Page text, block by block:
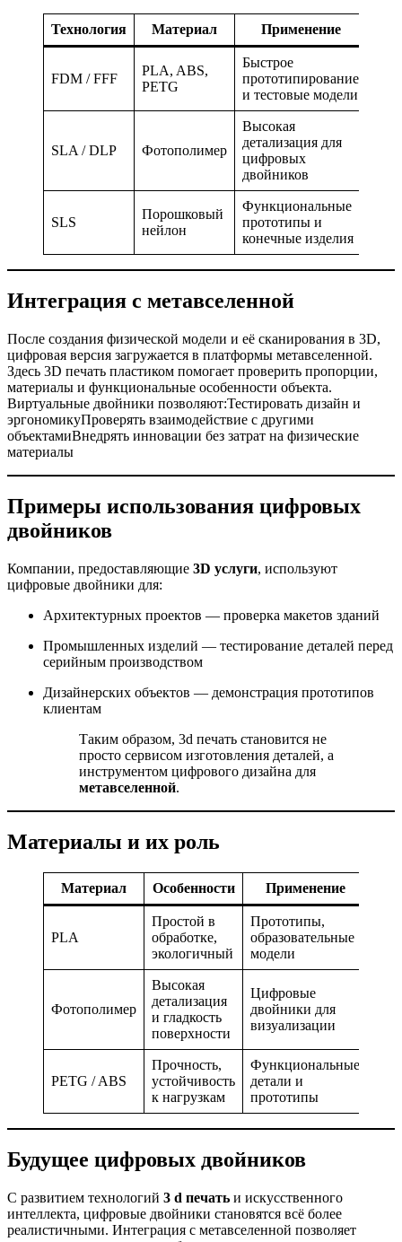
Технология Материал Применение
FDM / FFF
PLA, ABS,
PETG
Быстрое
прототипирование
и тестовые модели
SLA / DLP Фотополимер
Высокая
детализация для
цифровых
двойников
SLS
Порошковый
нейлон
Функциональные
прототипы и
конечные изделия
Интеграция с метавселенной
После создания физической модели и её сканирования в 3D,
цифровая версия загружается в платформы метавселенной.
Здесь 3D печать пластиком помогает проверить пропорции,
материалы и функциональные особенности объекта.
Виртуальные двойники позволяют:Тестировать дизайн и
эргономикуПроверять взаимодействие с другими
объектамиВнедрять инновации без затрат на физические
материалы
Примеры использования цифровых
двойников
Компании, предоставляющие 3D услуги, используют
цифровые двойники для:
Архитектурных проектов — проверка макетов зданий
Промышленных изделий — тестирование деталей перед
серийным производством
Дизайнерских объектов — демонстрация прототипов
клиентам
Таким образом, 3d печать становится не
просто сервисом изготовления деталей, а
инструментом цифрового дизайна для
метавселенной.
Материалы и их роль
Материал Особенности Применение
PLA
Простой в
обработке,
экологичный
Прототипы,
образовательные
модели
Фотополимер
Высокая
детализация
и гладкость
поверхности
Цифровые
двойники для
визуализации
PETG / ABS
Прочность,
устойчивость
к нагрузкам
Функциональные
детали и
прототипы
Будущее цифровых двойников
С развитием технологий 3 d печать и искусственного
интеллекта, цифровые двойники становятся всё более
реалистичными. Интеграция с метавселенной позволяет